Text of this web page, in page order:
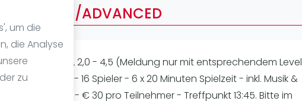
um die
die Analyse
zu
MEDIUM/ADVANCED
ADVANCED LEVEL 2,0 - 4,5 (Meldung nur mit entsprechendem Level
14:00 - 16:00 - 16 Spieler - 6 x 20 Minuten Spielzeit - inkl. Musik &
Bälle pro Court - € 30 pro Teilnehmer - Treffpunkt 13:45. Bitte im